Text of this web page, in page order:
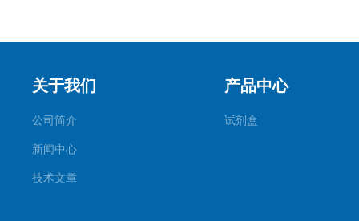
关于我们
公司简介
新闻中心
技术文章
产品中心
试剂盒